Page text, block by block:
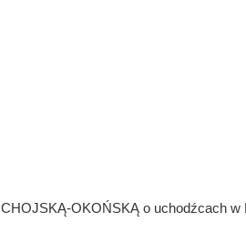
OKOŃSKĄ o uchodźcach w